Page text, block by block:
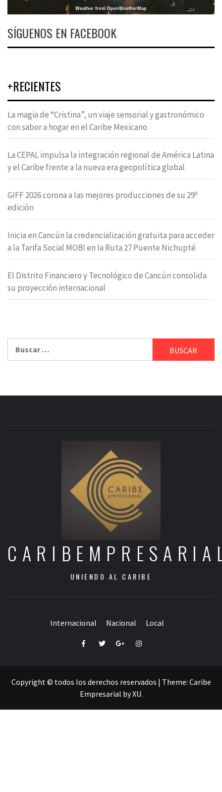
Weather from OpenWeatherMap
SÍGUENOS EN FACEBOOK
+RECIENTES
La magia de “Cristina”, un viaje sensorial y gastronómico
con sabor a hogar en el Caribe Mexicano
La CEPAL impulsa la integración regional de América Latina
y el Caribe frente a la nueva era geopolítica global
GIFF 2026 corona a las mejores producciones de su 29ª
edición
Inicia en Cancún la credencialización gratuita para acceder
a la Tarifa Social MOBI en la Ruta 27 Puente Nichupté
El Distrito Financiero y Tecnológico de Cancún consolida
su proyección internacional
UNIENDO AL CARIBE
Internacional Nacional Local
FacebookTwitterGoogle+Instagram
Copyright © todos los derechos reservados | Theme: Caribe
Empresarial byXU.